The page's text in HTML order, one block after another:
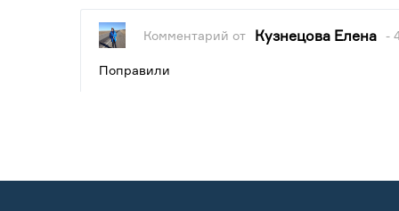
Комментарий от Кузнецова Елена -
Поправили